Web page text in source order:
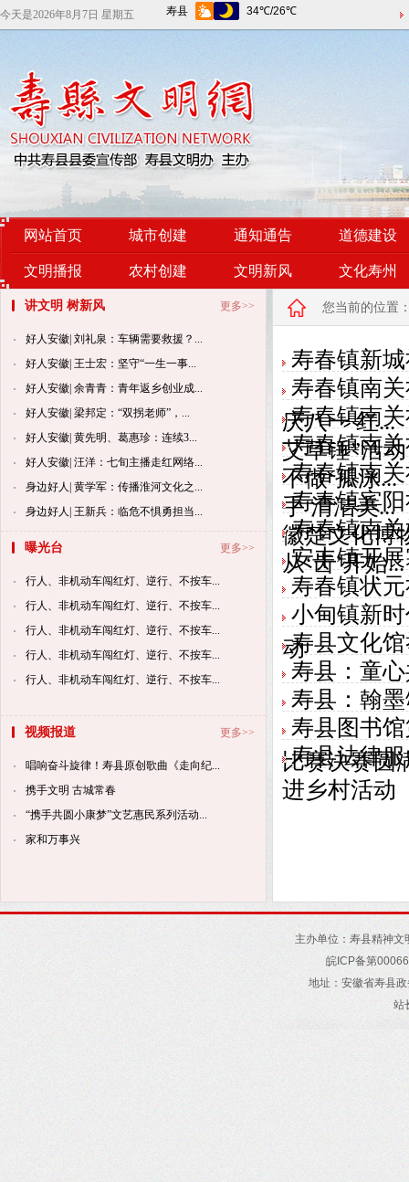
今天是2026年8月7日 星期五
网站首页 城市创建 通知通告 道德建设
文明播报 农村创建 文明新风 文化寿州
更多>>
讲文明 树新风
好人安徽| 刘礼泉：车辆需要救援？...
好人安徽| 王士宏：坚守“一生一事...
好人安徽| 余青青：青年返乡创业成...
好人安徽| 梁邦定：“双拐老师”，...
好人安徽| 黄先明、葛惠珍：连续3...
好人安徽| 汪洋：七旬主播走红网络...
身边好人| 黄学军：传播淮河文化之...
身边好人| 王新兵：临危不惧勇担当...
更多>>
曝光台
行人、非机动车闯红灯、逆行、不按车...
行人、非机动车闯红灯、逆行、不按车...
行人、非机动车闯红灯、逆行、不按车...
行人、非机动车闯红灯、逆行、不按车...
行人、非机动车闯红灯、逆行、不按车...
更多>>
视频报道
唱响奋斗旋律！寿县原创歌曲《走向纪...
携手文明 古城常春
“携手共圆小康梦”文艺惠民系列活动...
家和万事兴
您当前的位置
寿春镇新
寿春镇南
庆八一 红...
寿春镇南
艾草锤”活动
寿春镇南
不做‘孤泳...
寿春镇南
手 清洁美...
寿春镇宾
徽楚文化博
寿春镇南
从‘齿’开始...
安丰镇开
寿春镇状
小甸镇新
动
寿县文化
寿县：童
寿县：翰
寿县图书
比赛决赛圆
寿县法律
进乡村活动
主办单位：寿县精神
皖ICP备第
地址 ： 安徽省寿县
站